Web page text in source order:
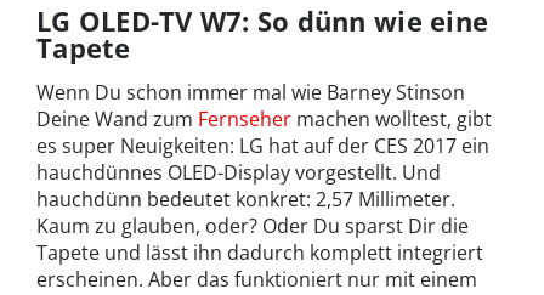
LG OLED-TV W7: So dünn wie eine
Tapete
Wenn Du schon immer mal wie Barney Stinson
Deine Wand zum Fernseher machen wolltest, gibt
es super Neuigkeiten: LG hat auf der CES 2017 ein
hauchdünnes OLED-Display vorgestellt. Und
hauchdünn bedeutet konkret: 2,57 Millimeter.
Kaum zu glauben, oder? Oder Du sparst Dir die
Tapete und lässt ihn dadurch komplett integriert
erscheinen. Aber das funktioniert nur mit einem